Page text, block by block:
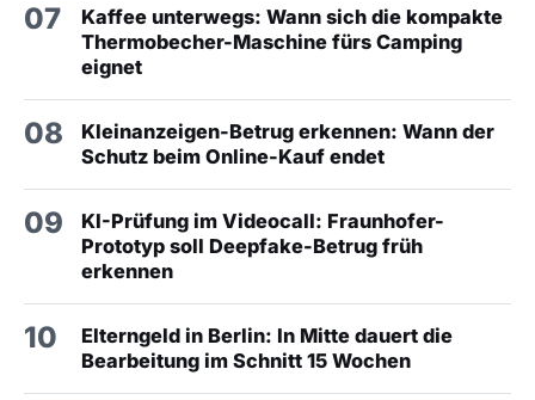
07
Kaffee unterwegs: Wann sich die kompakte
Thermobecher-Maschine fürs Camping
eignet
08
Kleinanzeigen-Betrug erkennen: Wann der
Schutz beim Online-Kauf endet
09
KI-Prüfung im Videocall: Fraunhofer-
Prototyp soll Deepfake-Betrug früh
erkennen
10
Elterngeld in Berlin: In Mitte dauert die
Bearbeitung im Schnitt 15 Wochen